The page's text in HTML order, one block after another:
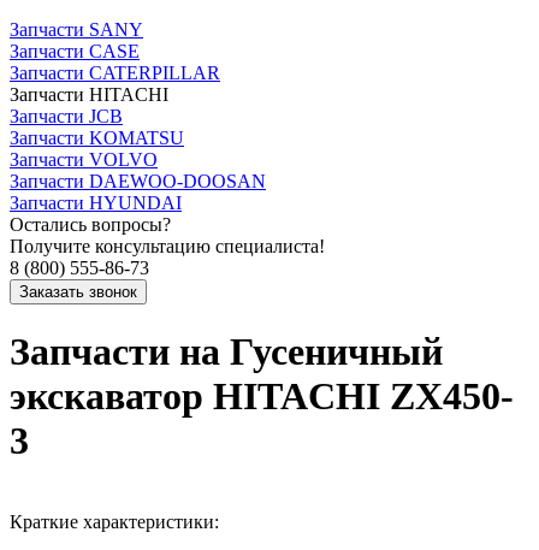
Запчасти SANY
Запчасти CASE
Запчасти CATERPILLAR
Запчасти HITACHI
Запчасти JCB
Запчасти KOMATSU
Запчасти VOLVO
Запчасти DAEWOO-DOOSAN
Запчасти HYUNDAI
Остались вопросы?
Получите консультацию специалиста!
8 (800) 555-86-73
Запчасти на Гусеничный
экскаватор HITACHI ZX450-
3
Краткие характеристики: